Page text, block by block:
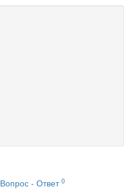
Вопрос - Ответ 0